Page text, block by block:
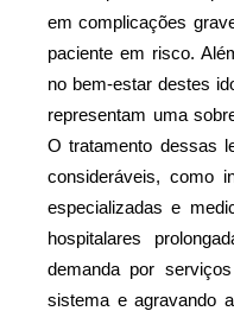
em complicações
paciente em risco.
no bem-estar destes
representam uma
O tratamento dessas
consideráveis, como
especializadas e
hospitalares
demanda por
sistema e agravando